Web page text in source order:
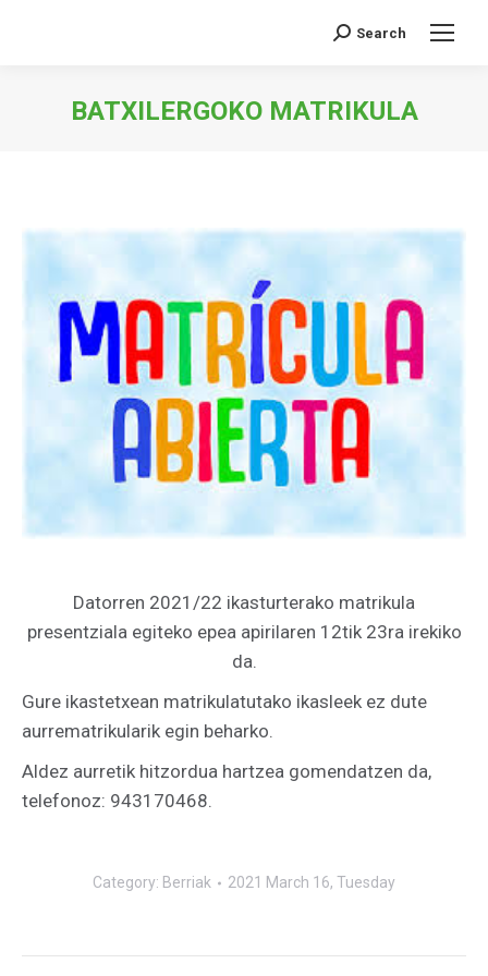
Search:
Search
BATXILERGOKO MATRIKULA
Datorren 2021/22 ikasturterako matrikula
presentziala egiteko epea apirilaren 12tik 23ra irekiko
da.
Gure ikastetxean matrikulatutako ikasleek ez dute
aurrematrikularik egin beharko.
Aldez aurretik hitzordua hartzea gomendatzen da,
telefonoz: 943170468.
Category: Berriak 2021 March 16, Tuesday